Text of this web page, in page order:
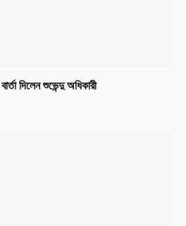
দিলেন শুভেন্দু অধিকারী